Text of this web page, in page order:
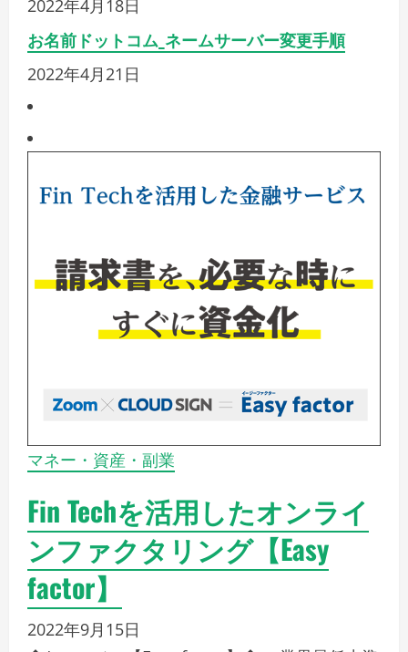
2022年4月18日
お名前ドットコム_ネームサーバー変更手順
2022年4月21日
マネー・資産・副業
Fin Techを活用したオンライ
ンファクタリング【Easy
factor】
2022年9月15日